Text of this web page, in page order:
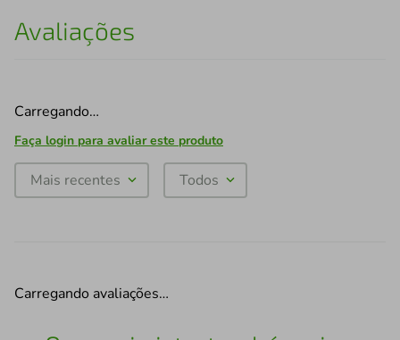
Avaliações
Carregando…
Faça login para avaliar este produto
Mais recentes Todos
Carregando avaliações…